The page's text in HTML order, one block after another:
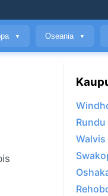
▼ Oseania ▼
Rundu
Walvis